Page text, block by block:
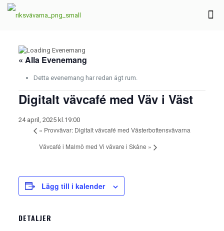
« Alla Evenemang
Detta evenemang har redan ägt rum.
Digitalt vävcafé med Väv i Väst
24 april, 2025 kl.19:00
« Provvävar: Digitalt vävcafé med Västerbottensvävarna
Vävcafé i Malmö med Vi vävare i Skåne »
Lägg till i kalender
DETALJER